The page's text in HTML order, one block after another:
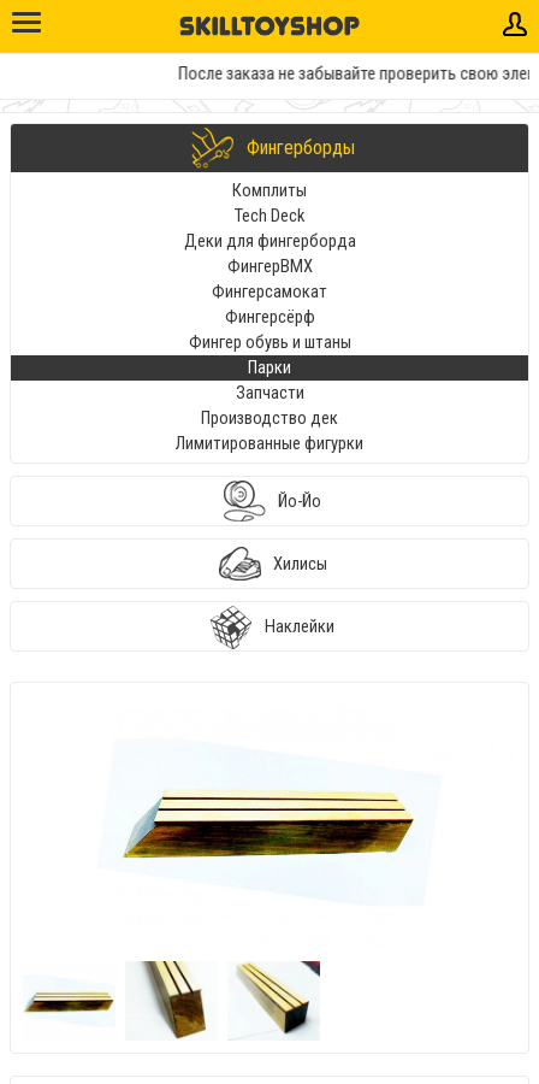
После заказа не забывайте проверить свою
Фингерборды
Комплиты
Tech Deck
Деки для фингерборда
ФингерBMX
Фингерсамокат
Фингерсёрф
Фингер обувь и штаны
Парки
Запчасти
Производство дек
Лимитированные фигурки
Йо-Йо
Хилисы
Наклейки